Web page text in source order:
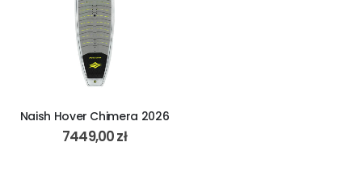
Naish Hover Chimera 2026
7449,00zł